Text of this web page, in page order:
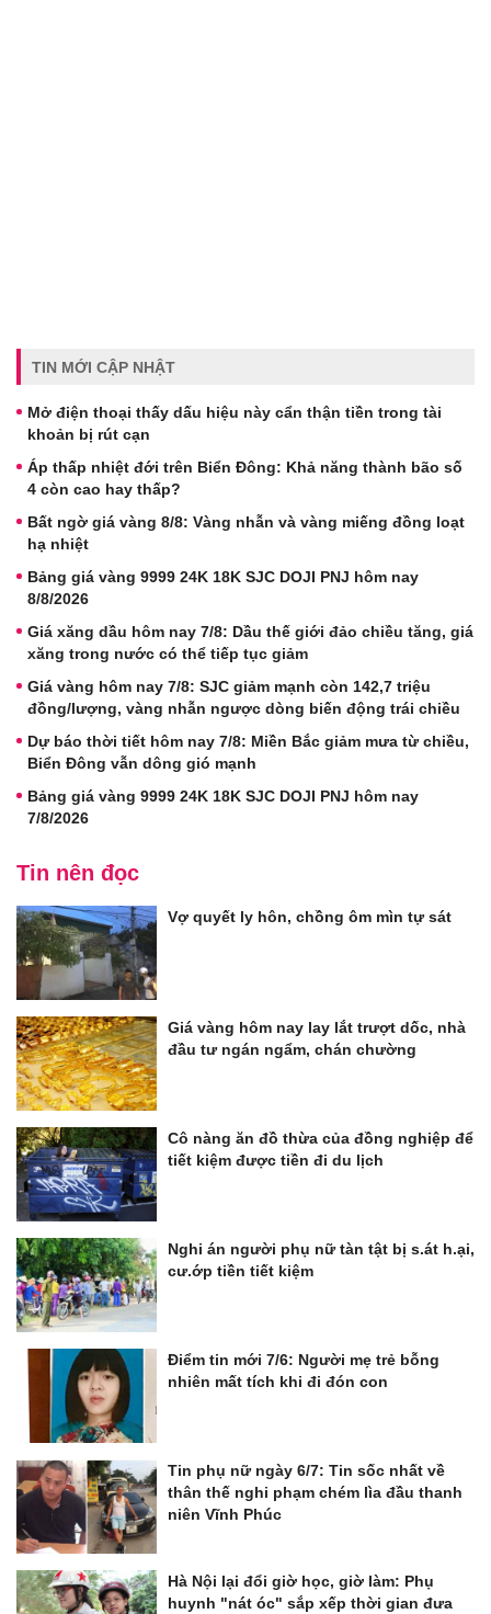
TIN MỚI CẬP NHẬT
Mở điện thoại thấy dấu hiệu này cẩn thận tiền trong tài
khoản bị rút cạn
Áp thấp nhiệt đới trên Biển Đông: Khả năng thành bão số
4 còn cao hay thấp?
Bất ngờ giá vàng 8/8: Vàng nhẫn và vàng miếng đồng loạt
hạ nhiệt
Bảng giá vàng 9999 24K 18K SJC DOJI PNJ hôm nay
8/8/2026
Giá xăng dầu hôm nay 7/8: Dầu thế giới đảo chiều tăng, giá
xăng trong nước có thể tiếp tục giảm
Giá vàng hôm nay 7/8: SJC giảm mạnh còn 142,7 triệu
đồng/lượng, vàng nhẫn ngược dòng biến động trái chiều
Dự báo thời tiết hôm nay 7/8: Miền Bắc giảm mưa từ chiều,
Biển Đông vẫn dông gió mạnh
Bảng giá vàng 9999 24K 18K SJC DOJI PNJ hôm nay
7/8/2026
Tin nên đọc
Vợ quyết ly hôn, chồng ôm mìn tự sát
Giá vàng hôm nay lay lắt trượt dốc, nhà
đầu tư ngán ngẩm, chán chường
Cô nàng ăn đồ thừa của đồng nghiệp để
tiết kiệm được tiền đi du lịch
Nghi án người phụ nữ tàn tật bị s.át h.ại,
cư.ớp tiền tiết kiệm
Điểm tin mới 7/6: Người mẹ trẻ bỗng
nhiên mất tích khi đi đón con
Tin phụ nữ ngày 6/7: Tin sốc nhất về
thân thế nghi phạm chém lìa đầu thanh
niên Vĩnh Phúc
Hà Nội lại đổi giờ học, giờ làm: Phụ
huynh "nát óc" sắp xếp thời gian đưa